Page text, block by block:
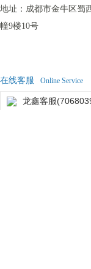
地址： 成都市金牛区蜀
幢9楼10号
在线客服 Online Service
龙鑫客服